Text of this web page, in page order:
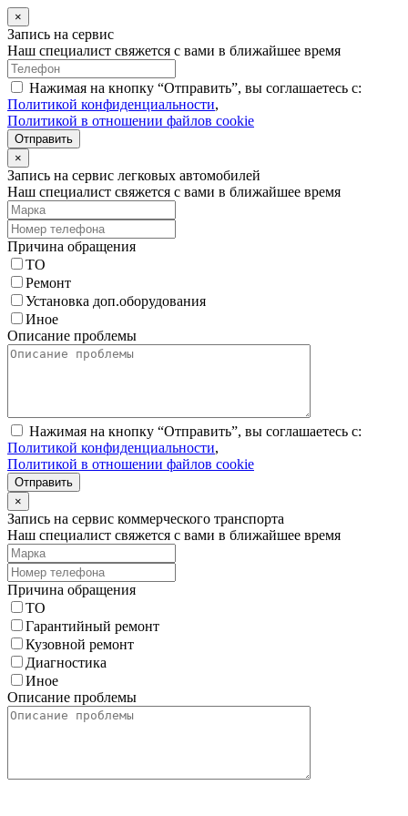
×
Запись на сервис
Наш специалист свяжется с вами в ближайшее время
Нажимая на кнопку “Отправить”, вы соглашаетесь с:
Политикой конфиденциальности,
Политикой в отношении файлов cookie
Отправить
×
Запись на сервис легковых автомобилей
Наш специалист свяжется с вами в ближайшее время
Причина обращения
ТО
Ремонт
Установка доп.оборудования
Иное
Описание проблемы
Нажимая на кнопку “Отправить”, вы соглашаетесь с:
Политикой конфиденциальности,
Политикой в отношении файлов cookie
Отправить
×
Запись на сервис коммерческого транспорта
Наш специалист свяжется с вами в ближайшее время
Причина обращения
ТО
Гарантийный ремонт
Кузовной ремонт
Диагностика
Иное
Описание проблемы